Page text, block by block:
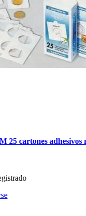
25 cartones adhesivos